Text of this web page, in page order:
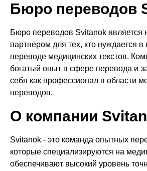
Бюро переводов
Бюро переводов Svitanok
партнером для тех, кто нуждается в
переводе медицинских текстов.
богатый опыт в сфере перевода и
себя как профессионал в области
переводов.
О компании
Svitanok - это команда опытных
которые специализируются на
обеспечивают высокий уровень